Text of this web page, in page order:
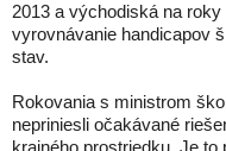
2013 a východiská na
vyrovnávanie handicapov
stav.
Rokovania s ministrom
nepriniesli očakávané
krajného prostriedku. Je